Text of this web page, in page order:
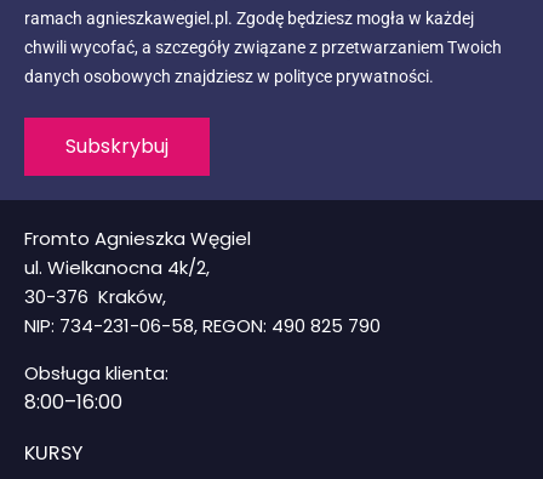
ramach agnieszkawegiel.pl. Zgodę będziesz mogła w każdej
chwili wycofać, a szczegóły związane z przetwarzaniem Twoich
danych osobowych znajdziesz w polityce prywatności.
Subskrybuj
Fromto Agnieszka Węgiel
ul. Wielkanocna 4k/2,
30-376 Kraków,
NIP: 734-231-06-58, REGON: 490 825 790
Obsługa klienta:
8:00–16:00
KURSY